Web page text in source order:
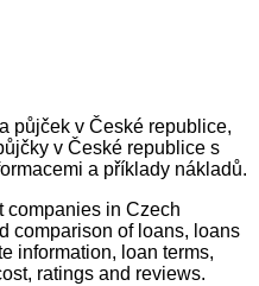
půjček v České republice,
v České republice s
a příklady nákladů.
companies in Czech
comparison of loans, loans
information, loan terms,
ratings and reviews.